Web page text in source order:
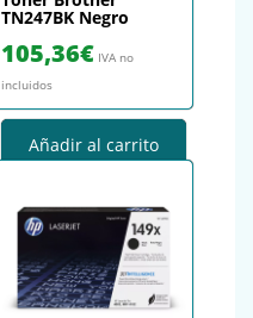
TN247BK Negro
105,36€ IVA no
incluidos
Añadir al carrito